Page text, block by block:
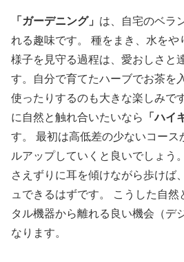
「ガーデニング」 は、自宅のベラ
れる趣味です。 種をまき、水をや
様子を見守る過程は、愛おしさと
す。自分で育てたハーブでお茶を
使ったりするのも大きな楽しみで
に自然と触れ合いたいなら
「ハイ
す。 最初は高低差の少ないコース
ルアップしていくと良いでしょう
さえずりに耳を傾けながら歩けば
ュできるはずです。 こうした自
タル機器から離れる良い機会（デ
なります。